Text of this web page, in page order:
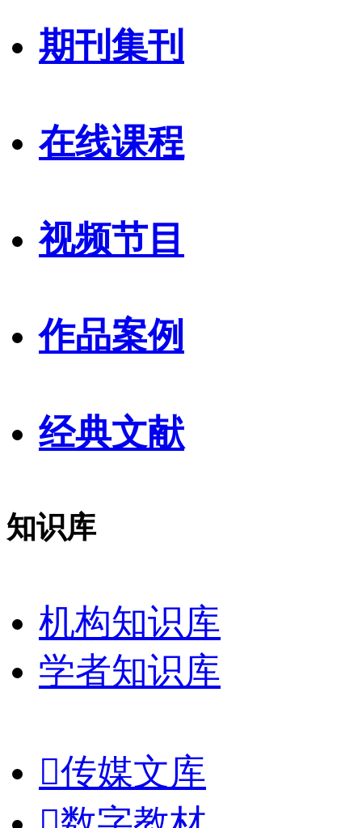
期刊集刊
在线课程
视频节目
作品案例
经典文献
知识库
机构知识库
学者知识库
传媒文库